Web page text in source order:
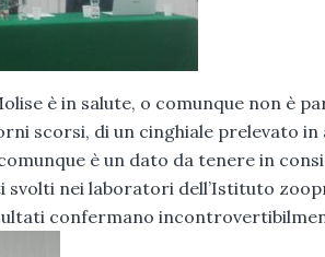
è in salute, o comunque non è
scorsi, di un cinghiale prelevato in
è un dato da tenere in
svolti nei laboratori dell’Istituto
confermano